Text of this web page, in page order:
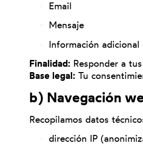
Email
Mensaje
Información
Finalidad: Responder a
Base legal: Tu
b) Navegación
Recopilamos datos
dirección IP